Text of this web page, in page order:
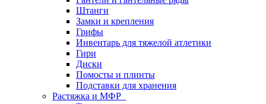
Штанги
Замки и крепления
Грифы
Инвентарь для тяжелой атлетики
Гири
Диски
Помосты и плинты
Подставки для хранения
Растяжка и МФР